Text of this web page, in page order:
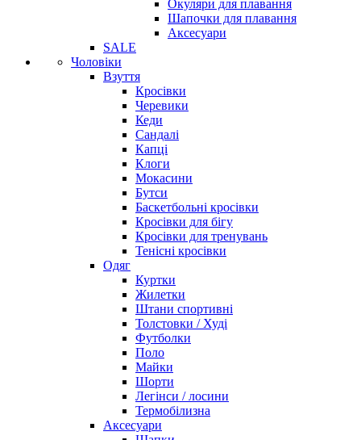
Окуляри для плавання
Шапочки для плавання
Аксесуари
SALE
Чоловіки
Взуття
Кросівки
Черевики
Кеди
Сандалі
Капці
Клоги
Мокасини
Бутси
Баскетбольні кросівки
Кросівки для бігу
Кросівки для тренувань
Тенісні кросівки
Одяг
Куртки
Жилетки
Штани спортивні
Толстовки / Худі
Футболки
Поло
Майки
Шорти
Легінси / лосини
Термобілизна
Аксесуари